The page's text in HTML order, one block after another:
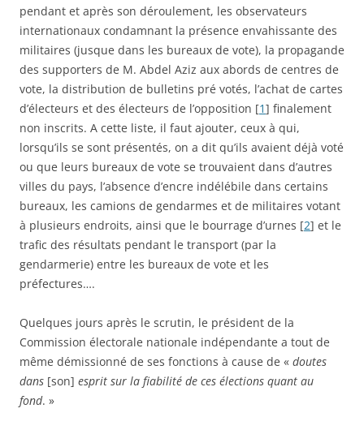
pendant et après son déroulement, les observateurs
internationaux condamnant la présence envahissante des
militaires (jusque dans les bureaux de vote), la propagande
des supporters de M. Abdel Aziz aux abords de centres de
vote, la distribution de bulletins pré votés, l’achat de cartes
d’électeurs et des électeurs de l’opposition [1] finalement
non inscrits. A cette liste, il faut ajouter, ceux à qui,
lorsqu’ils se sont présentés, on a dit qu’ils avaient déjà voté
ou que leurs bureaux de vote se trouvaient dans d’autres
villes du pays, l’absence d’encre indélébile dans certains
bureaux, les camions de gendarmes et de militaires votant
à plusieurs endroits, ainsi que le bourrage d’urnes [2] et le
trafic des résultats pendant le transport (par la
gendarmerie) entre les bureaux de vote et les
préfectures….
Quelques jours après le scrutin, le président de la
Commission électorale nationale indépendante a tout de
même démissionné de ses fonctions à cause de « doutes
dans [son] esprit sur la fiabilité de ces élections quant au
fond. »